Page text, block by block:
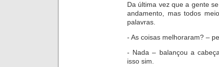
Da última vez que a gente
andamento, mas todos
palavras.
- As coisas melhoraram? –
- Nada – balançou a
isso sim.